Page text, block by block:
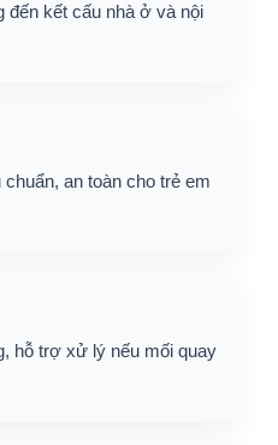
đến kết cấu nhà ở và nội
an toàn cho trẻ em
hỗ trợ xử lý nếu mối quay